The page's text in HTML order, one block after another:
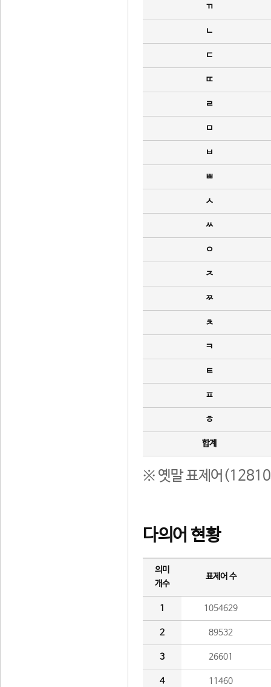
ㄲ
ㄴ
ㄷ
ㄸ
ㄹ
ㅁ
ㅂ
ㅃ
ㅅ
ㅆ
ㅇ
ㅈ
ㅉ
ㅊ
ㅋ
ㅌ
ㅍ
ㅎ
합계
※ 옛말 표제어(12810
다의어 현황
의미
개수
표제어 수
1 1054629
2 89532
3 26601
4 11460